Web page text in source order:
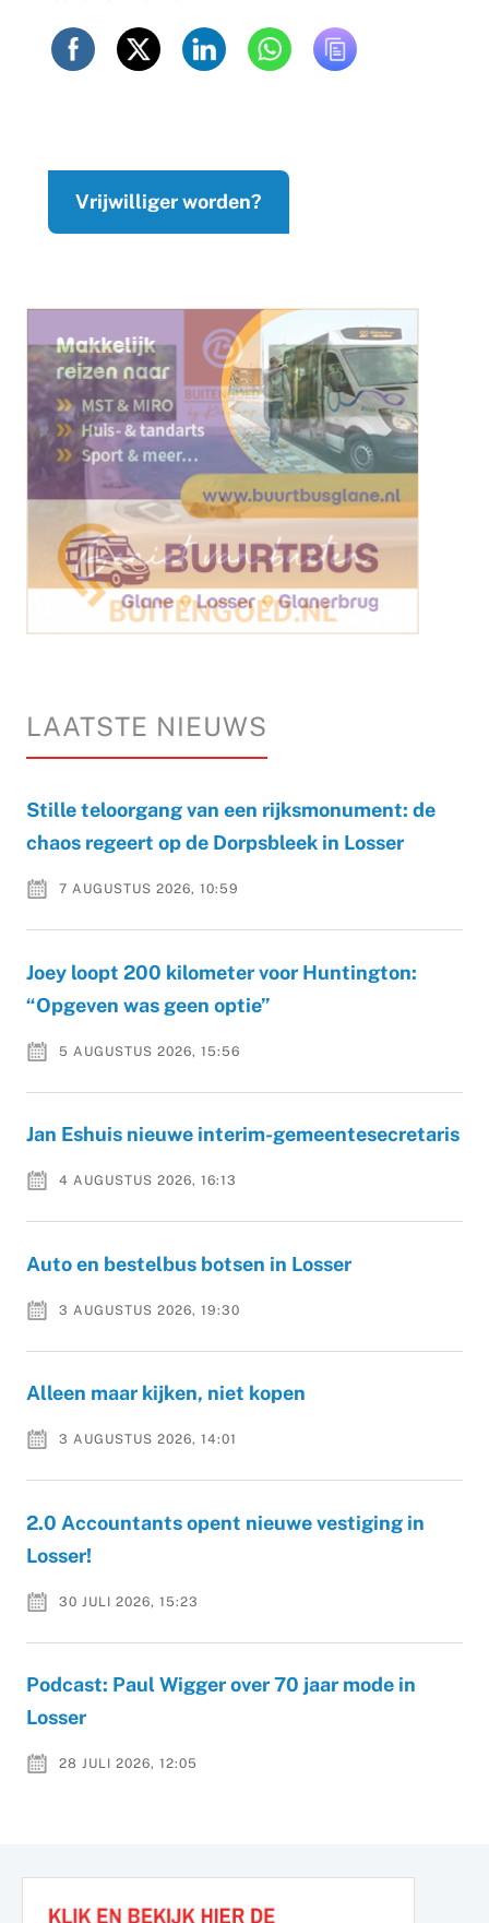
Vrijwilliger worden?
LAATSTE NIEUWS
Stille teloorgang van een rijksmonument: de
chaos regeert op de Dorpsbleek in Losser
7 AUGUSTUS 2026, 10:59
Joey loopt 200 kilometer voor Huntington:
“Opgeven was geen optie”
5 AUGUSTUS 2026, 15:56
Jan Eshuis nieuwe interim-gemeentesecretaris
4 AUGUSTUS 2026, 16:13
Auto en bestelbus botsen in Losser
3 AUGUSTUS 2026, 19:30
Alleen maar kijken, niet kopen
3 AUGUSTUS 2026, 14:01
2.0 Accountants opent nieuwe vestiging in
Losser!
30 JULI 2026, 15:23
Podcast: Paul Wigger over 70 jaar mode in
Losser
28 JULI 2026, 12:05